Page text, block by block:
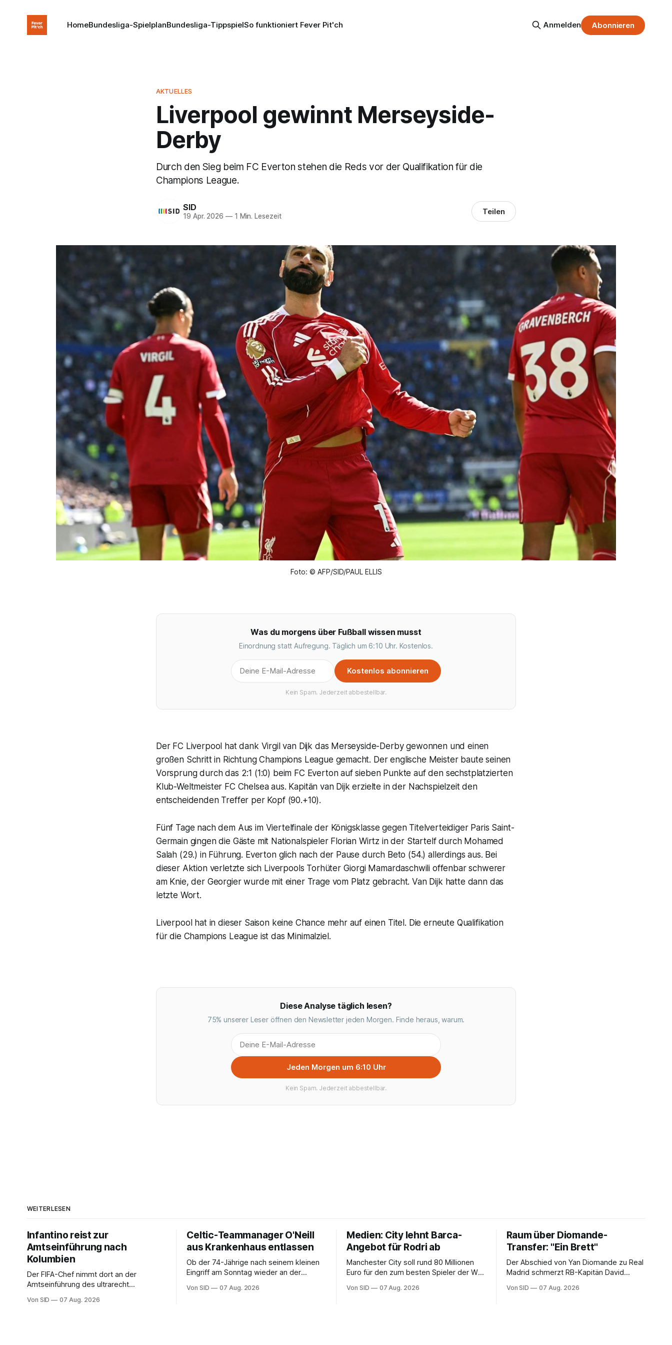
HomeBundesliga-SpielplanBundesliga-TippspielSo funktioniert Fever Pit'ch Anmelden Abonnieren
AKTUELLES
Liverpool gewinnt Merseyside-
Derby
Durch den Sieg beim FC Everton stehen die Reds vor der Qualifikation für die
Champions League.
SID
19 Apr. 2026 —1 Min. Lesezeit Teilen
Foto: © AFP/SID/PAUL ELLIS
Was du morgens über Fußball wissen musst
Einordnung statt Aufregung. Täglich um 6:10 Uhr. Kostenlos.
Kostenlos abonnieren
Kein Spam. Jederzeit abbestellbar.
Der FC Liverpool hat dank Virgil van Dijk das Merseyside-Derby gewonnen und einen
großen Schritt in Richtung Champions League gemacht. Der englische Meister baute seinen
Vorsprung durch das 2:1 (1:0) beim FC Everton auf sieben Punkte auf den sechstplatzierten
Klub-Weltmeister FC Chelsea aus. Kapitän van Dijk erzielte in der Nachspielzeit den
entscheidenden Treffer per Kopf (90.+10).
Fünf Tage nach dem Aus im Viertelfinale der Königsklasse gegen Titelverteidiger Paris Saint-
Germain gingen die Gäste mit Nationalspieler Florian Wirtz in der Startelf durch Mohamed
Salah (29.) in Führung. Everton glich nach der Pause durch Beto (54.) allerdings aus. Bei
dieser Aktion verletzte sich Liverpools Torhüter Giorgi Mamardaschwili offenbar schwerer
am Knie, der Georgier wurde mit einer Trage vom Platz gebracht. Van Dijk hatte dann das
letzte Wort.
Liverpool hat in dieser Saison keine Chance mehr auf einen Titel. Die erneute Qualifikation
für die Champions League ist das Minimalziel.
Diese Analyse täglich lesen?
75% unserer Leser öffnen den Newsletter jeden Morgen. Finde heraus, warum.
Jeden Morgen um 6:10 Uhr
Kein Spam. Jederzeit abbestellbar.
WEITERLESEN
Infantino reist zur
Amtseinführung nach
Kolumbien
Der FIFA-Chef nimmt dort an der
Amtseinführung des ultrarecht
Von SID 07 Aug. 2026
Celtic-Teammanager O'Neill
aus Krankenhaus entlassen
Ob der 74-Jährige nach seinem kleinen
Eingriff am Sonntag wieder an der
Von SID 07 Aug. 2026
Medien: City lehnt Barca-
Angebot für Rodri ab
Manchester City soll rund 80 Millionen
Euro für den zum besten Spieler der WM
Von SID 07 Aug. 2026
Raum über Diomande-
Transfer: "Ein Brett"
Der Abschied von Yan Diomande zu Real
Madrid schmerzt RB-Kapitän David
auch stolz.
Von SID 07 Aug. 2026